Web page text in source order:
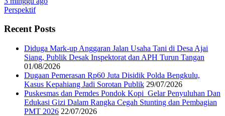
Perspektif
Recent Posts
Diduga Mark-up Anggaran Jalan Usaha Tani di Desa Ajai
Siang, Publik Desak Inspektorat dan APH Turun Tangan
01/08/2026
Dugaan Pemerasan Rp60 Juta Disidik Polda Bengkulu,
Kasus Kepahiang Jadi Sorotan Publik 29/07/2026
Puskesmas dan Pemdes Pondok Kopi Gelar Penyuluhan Dan
Edukasi Gizi Dalam Rangka Cegah Stunting dan Pembagian
PMT 2026 22/07/2026